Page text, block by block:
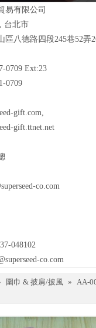
易有限公司
台北市
區八德路四段245巷52弄
0709 Ext:23
0709
gift.com
gift.ttnet.net
co.com
048102
superseed-co.com
圍巾 & 披肩/披風 »
AA-